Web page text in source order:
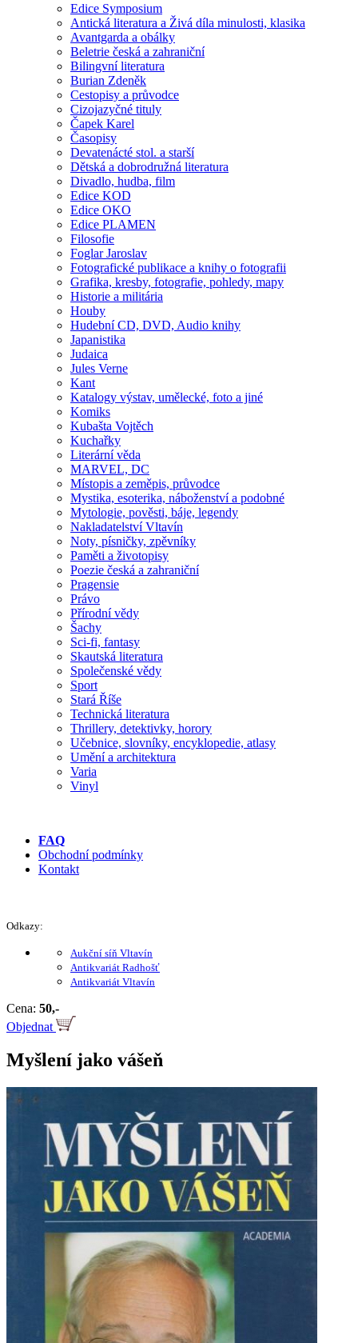
Edice Symposium
Antická literatura a Živá díla minulosti, klasika
Avantgarda a obálky
Beletrie česká a zahraniční
Bilingvní literatura
Burian Zdeněk
Cestopisy a průvodce
Cizojazyčné tituly
Čapek Karel
Časopisy
Devatenácté stol. a starší
Dětská a dobrodružná literatura
Divadlo, hudba, film
Edice KOD
Edice OKO
Edice PLAMEN
Filosofie
Foglar Jaroslav
Fotografické publikace a knihy o fotografii
Grafika, kresby, fotografie, pohledy, mapy
Historie a militária
Houby
Hudební CD, DVD, Audio knihy
Japanistika
Judaica
Jules Verne
Kant
Katalogy výstav, umělecké, foto a jiné
Komiks
Kubašta Vojtěch
Kuchařky
Literární věda
MARVEL, DC
Místopis a zeměpis, průvodce
Mystika, esoterika, náboženství a podobné
Mytologie, pověsti, báje, legendy
Nakladatelství Vltavín
Noty, písničky, zpěvníky
Paměti a životopisy
Poezie česká a zahraniční
Pragensie
Právo
Přírodní vědy
Šachy
Sci-fi, fantasy
Skautská literatura
Společenské vědy
Sport
Stará Říše
Technická literatura
Thrillery, detektivky, horory
Učebnice, slovníky, encyklopedie, atlasy
Umění a architektura
Varia
Vinyl
FAQ
Obchodní podmínky
Kontakt
Odkazy:
Aukční síň Vltavín
Antikvariát Radhošť
Antikvariát Vltavín
Cena: 50,-
Objednat
Myšlení jako vášeň